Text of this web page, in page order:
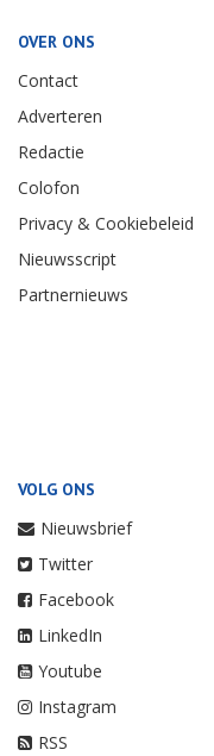
OVER ONS
Contact
Adverteren
Redactie
Colofon
Privacy & Cookiebeleid
Nieuwsscript
Partnernieuws
VOLG ONS
Nieuwsbrief
Twitter
Facebook
LinkedIn
Youtube
Instagram
RSS